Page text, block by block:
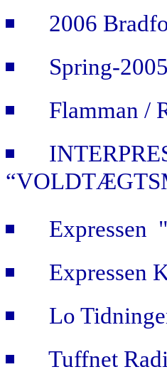
2006
Spring-
Flamman /
Expressen
Expressen
Lo
Tuffnet